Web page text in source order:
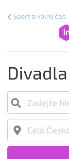
Sport a volný čas